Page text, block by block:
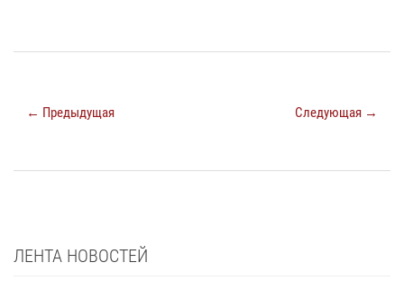
← Предыдущая Следующая →
ЛЕНТА НОВОСТЕЙ